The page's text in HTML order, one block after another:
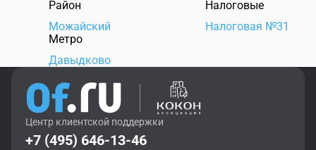
Район
Можайский
Налоговые
Налоговая №31
Метро
Давыдково
Центр клиентской поддержки
+7 (495) 646-13-46